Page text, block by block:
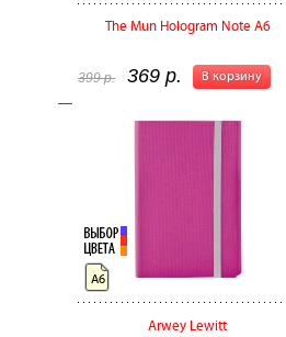
The Mun Hologram Note А6
В корзину
399 р. 369 р.
Arwey Lewitt
А6